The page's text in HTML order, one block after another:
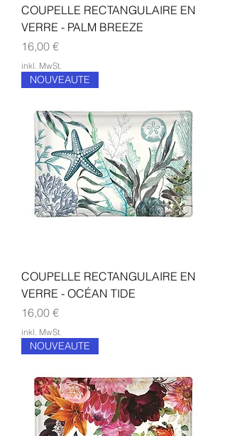
COUPELLE RECTANGULAIRE EN
VERRE - PALM BREEZE
Preis
16,00 €
inkl. MwSt.
NOUVEAUTE
COUPELLE RECTANGULAIRE EN
VERRE - OCÉAN TIDE
Preis
16,00 €
inkl. MwSt.
NOUVEAUTE